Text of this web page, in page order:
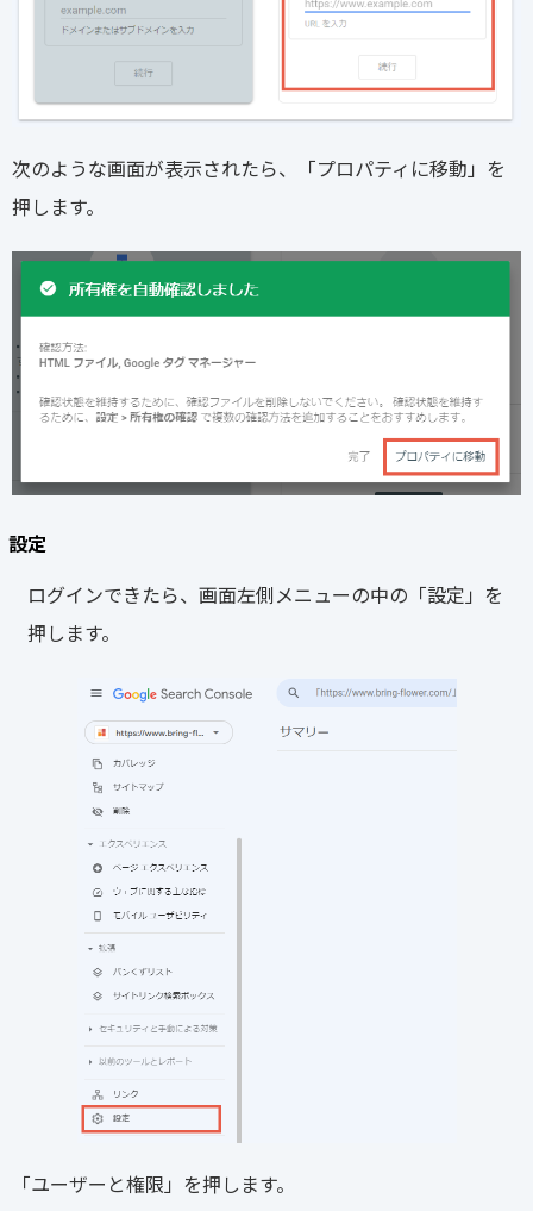
次のような画面が表示されたら、「プロパティに移動」を
押します。
設定
ログインできたら、画面左側メニューの中の「設定」を
押します。
「ユーザーと権限」を押します。